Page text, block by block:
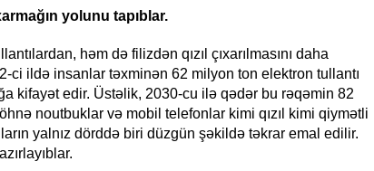
yolunu tapıblar.
həm də filizdən qızıl çıxarılmasını daha
ildə insanlar təxminən 62 milyon ton elektron tullantı
kifayət edir. Üstəlik, 2030-cu ilə qədər bu rəqəmin 82
noutbuklar və mobil telefonlar kimi qızıl kimi qiymətli
yalnız dörddə biri düzgün şəkildə təkrar emal edilir.